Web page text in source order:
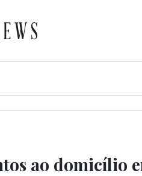
ao domicílio